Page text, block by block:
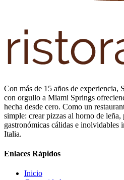
Con más de 15 años de experiencia,
con orgullo a Miami Springs
hecha desde cero. Como un
simple: crear pizzas al horno de leña,
gastronómicas cálidas e inolvidables
Italia.
Enlaces Rápidos
Inicio